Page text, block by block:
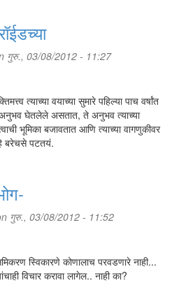
गुरु., 03/08/2012 - 11:27
त्याच्या वयाच्या सुमारे पहिल्या पाच वर्षांत
अनुभव घेतलेले असतात, ते अनुभव त्याच्या
भूमिका बजावतात आणि त्याच्या वागणुकीवर
हे बरेचसे पटतयं.
गुरु., 03/08/2012 - 11:52
स्विकारणे कोणालाच परवडणारे नाही...
विचार करावा लागेल.. नाही का?